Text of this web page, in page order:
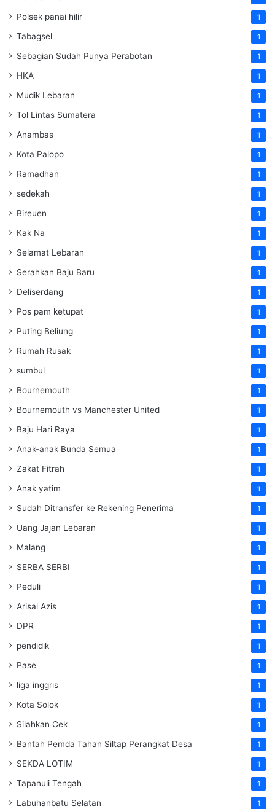
Polsek panai hilir 1
Tabagsel 1
Sebagian Sudah Punya Perabotan 1
HKA 1
Mudik Lebaran 1
Tol Lintas Sumatera 1
Anambas 1
Kota Palopo 1
Ramadhan 1
sedekah 1
Bireuen 1
Kak Na 1
Selamat Lebaran 1
Serahkan Baju Baru 1
Deliserdang 1
Pos pam ketupat 1
Puting Beliung 1
Rumah Rusak 1
sumbul 1
Bournemouth 1
Bournemouth vs Manchester United 1
Baju Hari Raya 1
Anak-anak Bunda Semua 1
Zakat Fitrah 1
Anak yatim 1
Sudah Ditransfer ke Rekening Penerima 1
Uang Jajan Lebaran 1
Malang 1
SERBA SERBI 1
Peduli 1
Arisal Azis 1
DPR 1
pendidik 1
Pase 1
liga inggris 1
Kota Solok 1
Silahkan Cek 1
Bantah Pemda Tahan Siltap Perangkat Desa 1
SEKDA LOTIM 1
Tapanuli Tengah 1
Labuhanbatu Selatan 1